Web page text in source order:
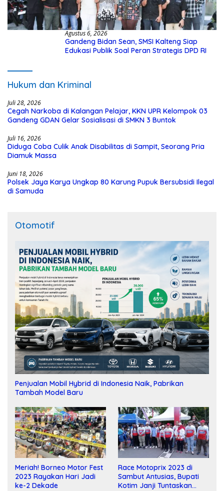
Agustus 6, 2026
Gandeng Bidan Sean, SMSI Kalteng Siap
Edukasi Publik Soal Peran Strategis DPD RI
Hukum dan Kriminal
Juli 28, 2026
Cegah Narkoba di Kalangan Pelajar, KKN UPR Kelompok 03
Gandeng GDAN Gelar Sosialisasi di SMKN 3 Buntok
Juli 16, 2026
Diduga Coba Culik Anak Disabilitas di Sampit, Seorang Pria
Diamuk Massa
Juni 18, 2026
Polsek Jaya Karya Ungkap 80 Karung Pupuk Bersubsidi Ilegal
di Samuda
Otomotif
Penjualan Mobil Hybrid di Indonesia Naik, Pabrikan
Tambah Model Baru
Meriah! Borneo Motor Fest
2023 Rayakan Hari Jadi
ke-2 Dekade
Race Motoprix 2023 di
Sambut Antusias, Bupati
Kotim Janji Tuntaskan